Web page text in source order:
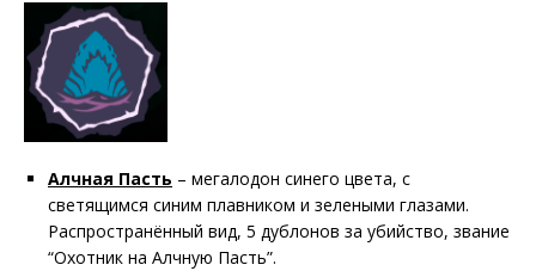
Алчная Пасть – мегалодон синего цвета, с
светящимся синим плавником и зелеными глазами.
Распространённый вид, 5 дублонов за убийство, звание
“Охотник на Алчную Пасть”.